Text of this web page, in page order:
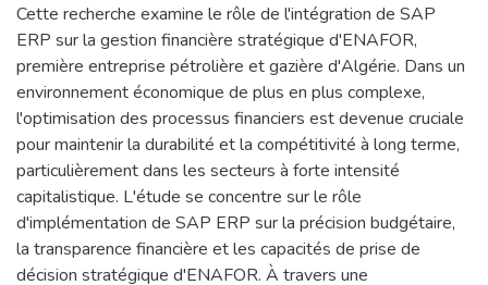
Cette recherche examine le rôle de l'intégration de SAP
ERP sur la gestion financière stratégique d'ENAFOR,
première entreprise pétrolière et gazière d'Algérie. Dans un
environnement économique de plus en plus complexe,
l'optimisation des processus financiers est devenue cruciale
pour maintenir la durabilité et la compétitivité à long terme,
particulièrement dans les secteurs à forte intensité
capitalistique. L'étude se concentre sur le rôle
d'implémentation de SAP ERP sur la précision budgétaire,
la transparence financière et les capacités de prise de
décision stratégique d'ENAFOR. À travers une